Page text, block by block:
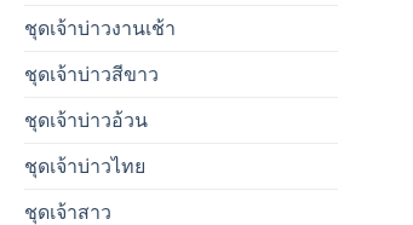
ชุดเจ้าบ่าวงานเช้า
ชุดเจ้าบ่าวสีขาว
ชุดเจ้าบ่าวอ้วน
ชุดเจ้าบ่าวไทย
ชุดเจ้าสาว